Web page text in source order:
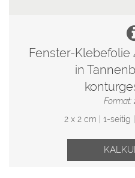
Fenster-
in
Format:
2 x 2 cm | 1-